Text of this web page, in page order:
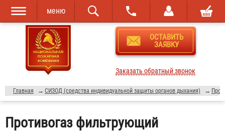
Перейти к
основному
содержанию
Skip to
navigation
меню
ОСТАВИТЬ
ЗАЯВКУ
Заказать обратный звонок
Главная → СИЗОД (средства индивидуальной защиты органов дыхания) →
Противогаз фильтрующий